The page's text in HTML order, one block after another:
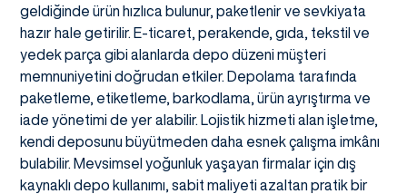
geldiğinde ürün hızlıca bulunur, paketlenir ve sevkiyata
hazır hale getirilir. E-ticaret, perakende, gıda, tekstil ve
yedek parça gibi alanlarda depo düzeni müşteri
memnuniyetini doğrudan etkiler. Depolama tarafında
paketleme, etiketleme, barkodlama, ürün ayrıştırma ve
iade yönetimi de yer alabilir. Lojistik hizmeti alan işletme,
kendi deposunu büyütmeden daha esnek çalışma imkânı
bulabilir. Mevsimsel yoğunluk yaşayan firmalar için dış
kaynaklı depo kullanımı, sabit maliyeti azaltan pratik bir